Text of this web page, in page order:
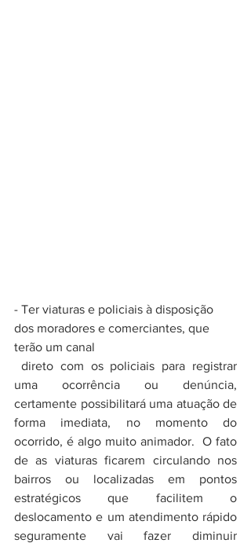
- Ter viaturas e policiais à disposição
dos moradores e comerciantes, que
terão um canal
uma ocorrência ou denúncia,
certamente possibilitará uma atuação de
forma imediata, no momento do
ocorrido, é algo muito animador.  O fato
de as viaturas ficarem circulando nos
bairros ou localizadas em pontos
estratégicos que facilitem o
deslocamento e um atendimento rápido
seguramente vai fazer diminuir